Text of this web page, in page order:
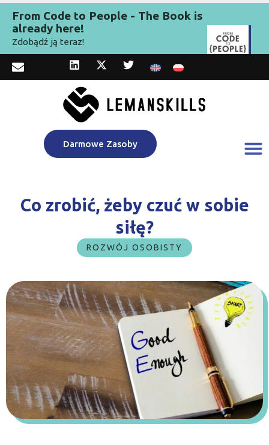
From Code to People - The Book is
already here!
Zdobądź ją teraz!
Darmowe Zasoby
Co zrobić, żeby czuć w sobie
siłę?
ROZWÓJ OSOBISTY